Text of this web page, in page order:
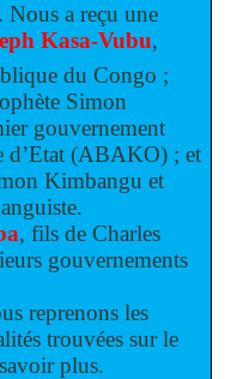
Nous a reçu une
Kasa-Vubu,
du Congo ;
Simon
gouvernement
d’Etat (ABAKO) ; et
Kimbangu et
, fils de Charles
gouvernements
reprenons les
trouvées sur le
plus.